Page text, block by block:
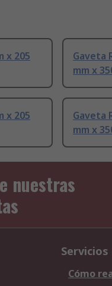
x 205
Gaveta
mm x
x 205
Gaveta
mm x
nuestras
Servicios
Cómo